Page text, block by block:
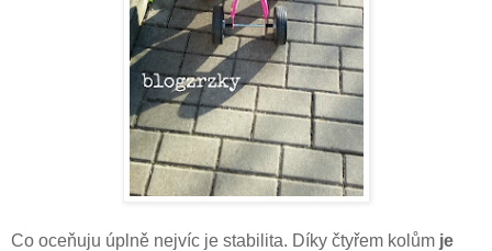
Co oceňuju úplně nejvíc je stabilita. Díky čtyřem kolům je